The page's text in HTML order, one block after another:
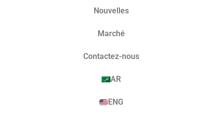
Nouvelles
Marché​
Contactez-nous
AR
ENG